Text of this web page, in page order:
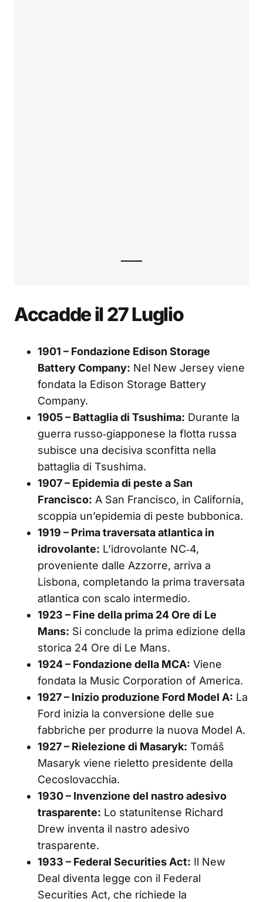
Accadde il 27 Luglio
1901 – Fondazione Edison Storage
Battery Company: Nel New Jersey viene
fondata la Edison Storage Battery
Company.
1905 – Battaglia di Tsushima: Durante la
guerra russo‑giapponese la flotta russa
subisce una decisiva sconfitta nella
battaglia di Tsushima.
1907 – Epidemia di peste a San
Francisco: A San Francisco, in California,
scoppia un’epidemia di peste bubbonica.
1919 – Prima traversata atlantica in
idrovolante: L’idrovolante NC‑4,
proveniente dalle Azzorre, arriva a
Lisbona, completando la prima traversata
atlantica con scalo intermedio.
1923 – Fine della prima 24 Ore di Le
Mans: Si conclude la prima edizione della
storica 24 Ore di Le Mans.
1924 – Fondazione della MCA: Viene
fondata la Music Corporation of America.
1927 – Inizio produzione Ford Model A: La
Ford inizia la conversione delle sue
fabbriche per produrre la nuova Model A.
1927 – Rielezione di Masaryk: Tomáš
Masaryk viene rieletto presidente della
Cecoslovacchia.
1930 – Invenzione del nastro adesivo
trasparente: Lo statunitense Richard
Drew inventa il nastro adesivo
trasparente.
1933 – Federal Securities Act: Il New
Deal diventa legge con il Federal
Securities Act, che richiede la